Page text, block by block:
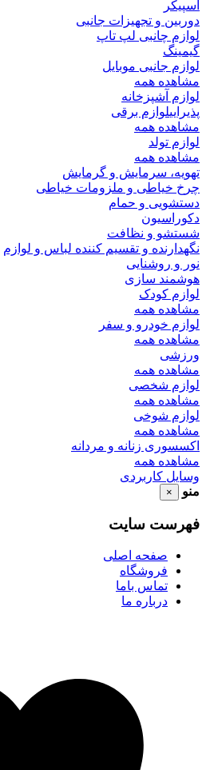
اسپیکر
دوربین و تجهیزات جانبی
لوازم چانبی لپ تاپ
گیمینگ
لوازم جانبی موبایل
مشاهده همه
لوازم آشپزخانه
پذیراییلوازم برقی
مشاهده همه
لوازم تولد
مشاهده همه
تهویه، سرمایش و گرمایش
چرخ خیاطی و ملزومات خیاطی
دستشویی و حمام
دکوراسیون
شستشو و نظافت
نگهدارنده و تقسیم کننده لباس و لوازم
نور و روشنایی
هوشمند سازی
لوازم کودک
مشاهده همه
لوازم خودرو و سفر
مشاهده همه
ورزشی
مشاهده همه
لوازم شخصی
مشاهده همه
لوازم شوخی
مشاهده همه
اکسسوری زنانه و مردانه
مشاهده همه
وسایل کاربردی
منو
×
فهرست سایت
صفحه اصلی
فروشگاه
تماس باما
درباره ما